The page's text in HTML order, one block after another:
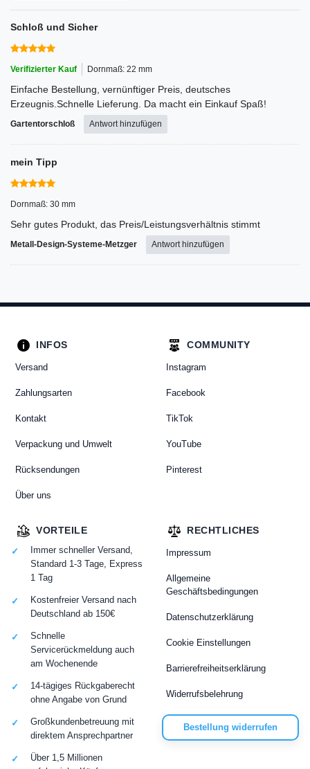
Schloß und Sicher
Verifizierter Kauf Dornmaß: 22 mm
Einfache Bestellung, vernünftiger Preis, deutsches
Erzeugnis.Schnelle Lieferung. Da macht ein Einkauf Spaß!
Gartentorschloß Antwort hinzufügen
mein Tipp
Dornmaß: 30 mm
Sehr gutes Produkt, das Preis/Leistungsverhältnis stimmt
Metall-Design-Systeme-Metzger Antwort hinzufügen
INFOS
Versand
Zahlungsarten
Kontakt
Verpackung und Umwelt
Rücksendungen
Über uns
COMMUNITY
Instagram
Facebook
TikTok
YouTube
Pinterest
RECHTLICHES
Impressum
Allgemeine
Geschäftsbedingungen
Datenschutzerklärung
Cookie Einstellungen
Barrierefreiheitserklärung
Widerrufsbelehrung
Bestellung widerrufen
VORTEILE
Immer schneller Versand,
Standard 1-3 Tage, Express
1 Tag
Kostenfreier Versand nach
Deutschland ab 150€
Schnelle
Servicerückmeldung auch
am Wochenende
14-tägiges Rückgaberecht
ohne Angabe von Grund
Großkundenbetreuung mit
direktem Ansprechpartner
Über 1,5 Millionen